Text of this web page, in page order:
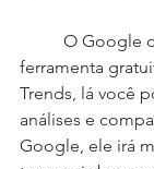
ferramenta
Trends, lá você
análises e
Google, ele irá